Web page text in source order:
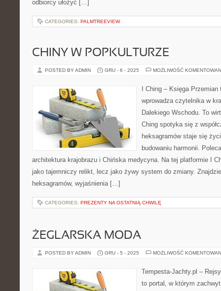
odbiorcy ułożyć […]
CATEGORIES: PALMTREEVIEW
CHINY W POPKULTURZE
POSTED BY ADMIN GRU - 6 - 2025 MOŻLIWOŚĆ
I Ching – Księga
wprowadza czytelnika w
Dalekiego Wschodu. To
Ching spotyka się z
heksagramów staje się
budowaniu harmonii.
architektura krajobrazu i Chińska medycyna. Na tej platformie I
jako tajemniczy relikt, lecz jako żywy system do zmiany.
heksagramów, wyjaśnienia […]
CATEGORIES: PREZENTY NA OSTATNIĄ CHWILĘ
ŻEGLARSKA MODA
POSTED BY ADMIN GRU - 5 - 2025 MOŻLIWOŚĆ
Tempesta-Jachty.pl –
to portal, w którym